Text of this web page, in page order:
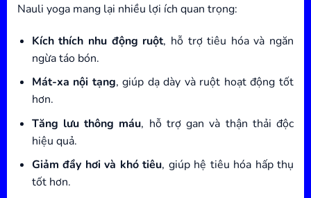
Nauli yoga mang lại nhiều lợi ích quan trọng:
Kích thích nhu động ruột, hỗ trợ tiêu hóa và ngăn
ngừa táo bón.
Mát-xa nội tạng, giúp dạ dày và ruột hoạt động tốt
hơn.
Tăng lưu thông máu, hỗ trợ gan và thận thải độc
hiệu quả.
Giảm đầy hơi và khó tiêu, giúp hệ tiêu hóa hấp thụ
tốt hơn.